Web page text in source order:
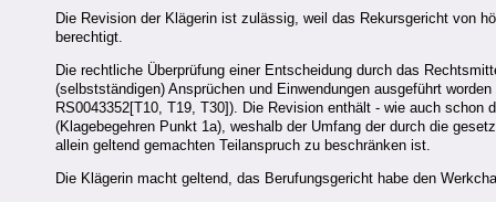
Die Revision der Klägerin ist zulässig, weil das Rekursgericht von
berechtigt.
Die rechtliche Überprüfung einer Entscheidung durch das
(selbstständigen) Ansprüchen und Einwendungen ausgeführt
RS0043352[T10, T19, T30]). Die Revision enthält - wie auch
(Klagebegehren Punkt 1a), weshalb der Umfang der durch die
allein geltend gemachten Teilanspruch zu beschränken ist.
Die Klägerin macht geltend, das Berufungsgericht habe den